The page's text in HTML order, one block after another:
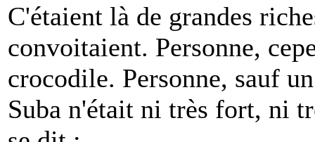
C'étaient là de grandes
convoitaient. Personne,
crocodile. Personne, sauf
Suba n'était ni très fort, ni